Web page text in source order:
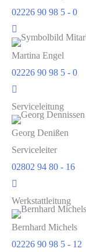
02226 90 98 5 - 0
Martina Engel
02226 90 98 5 - 0
Serviceleitung
Georg Denißen
Serviceleiter
02802 94 80 - 16
Werkstattleitung
Bernhard Michels
02226 90 98 5 - 12